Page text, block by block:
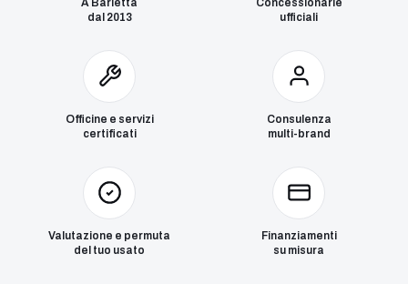
dal 2013
ufficiali
Officine e servizi
certificati
Consulenza
multi-brand
Valutazione e permuta
del tuo usato
Finanziamenti
su misura